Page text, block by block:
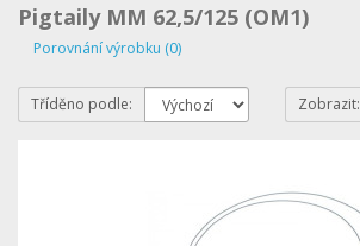
Pigtaily MM 62,5/125 (OM1)
Porovnání výrobku (0)
Tříděno podle: Zobrazit: